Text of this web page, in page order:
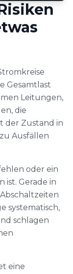
Gesamtlast
Leitungen,
die
der Zustand in
Ausfällen
oder ein
ist. Gerade in
systematisch,
schlagen
eine